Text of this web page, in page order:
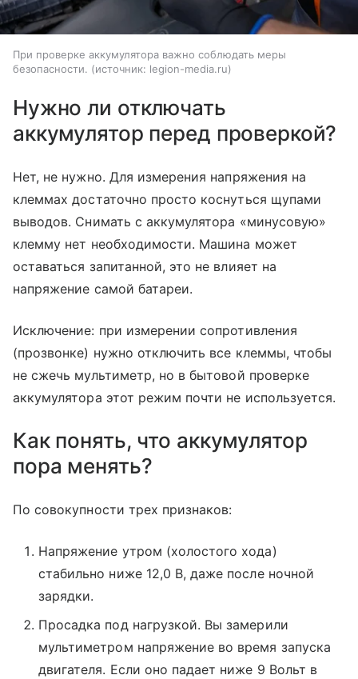
При проверке аккумулятора важно соблюдать меры
безопасности.
источник: legion-media.ru
Нужно ли отключать
аккумулятор перед проверкой?
Нет, не нужно. Для измерения напряжения на
клеммах достаточно просто коснуться щупами
выводов. Снимать с аккумулятора «минусовую»
клемму нет необходимости. Машина может
оставаться запитанной, это не влияет на
напряжение самой батареи.
Исключение: при измерении сопротивления
(прозвонке) нужно отключить все клеммы, чтобы
не сжечь мультиметр, но в бытовой проверке
аккумулятора этот режим почти не используется.
Как понять, что аккумулятор
пора менять?
По совокупности трех признаков:
Напряжение утром (холостого хода)
стабильно ниже 12,0 В, даже после ночной
зарядки.
Просадка под нагрузкой. Вы замерили
мультиметром напряжение во время запуска
двигателя. Если оно падает ниже 9 Вольт в